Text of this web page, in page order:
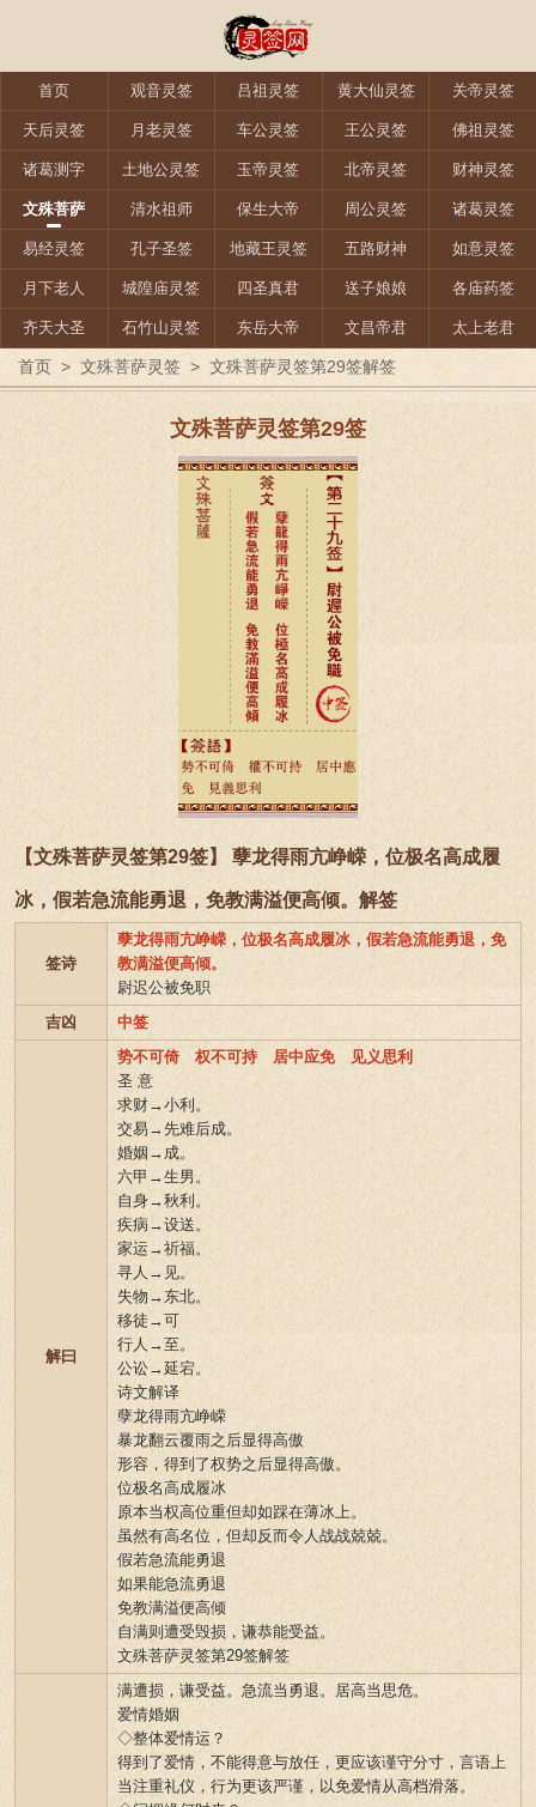
首页 观音灵签 吕祖灵签 黄大仙灵签 关帝灵签
天后灵签 月老灵签 车公灵签 王公灵签 佛祖灵签
诸葛测字 土地公灵签 玉帝灵签 北帝灵签 财神灵签
文殊菩萨 清水祖师 保生大帝 周公灵签 诸葛灵签
易经灵签 孔子圣签 地藏王灵签 五路财神 如意灵签
月下老人 城隍庙灵签 四圣真君 送子娘娘 各庙药签
齐天大圣 石竹山灵签 东岳大帝 文昌帝君 太上老君
首页 > 文殊菩萨灵签 > 文殊菩萨灵签第29签解签
文殊菩萨灵签第29签
【文殊菩萨灵签第29签】 孽龙得雨亢峥嵘，位极名高成履
冰，假若急流能勇退，免教满溢便高倾。解签
签诗
孽龙得雨亢峥嵘，位极名高成履冰，假若急流能勇退，免
教满溢便高倾。
尉迟公被免职
吉凶
中签
解曰
势不可倚 权不可持 居中应免 见义思利
圣 意
求财→小利。
交易→先难后成。
婚姻→成。
六甲→生男。
自身→秋利。
疾病→设送。
家运→祈福。
寻人→见。
失物→东北。
移徒→可
行人→至。
公讼→延宕。
诗文解译
孽龙得雨亢峥嵘
暴龙翻云覆雨之后显得高傲
形容，得到了权势之后显得高傲。
位极名高成履冰
原本当权高位重但却如踩在薄冰上。
虽然有高名位，但却反而令人战战兢兢。
假若急流能勇退
如果能急流勇退
免教满溢便高倾
自满则遭受毁损，谦恭能受益。
文殊菩萨灵签第29签解签
满遭损，谦受益。急流当勇退。居高当思危。
爱情婚姻
◇整体爱情运？
得到了爱情，不能得意与放任，更应该谨守分寸，言语上
当注重礼仪，行为更该严谨，以免爱情从高档滑落。